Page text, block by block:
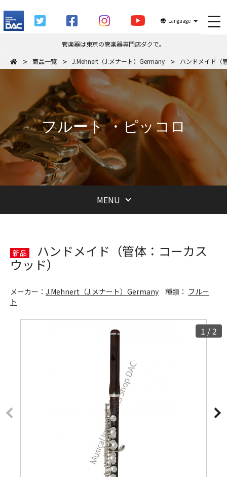
Language
管楽器は東京の管楽器専門店ダクで。
商品一覧
J.Mehnert（J.メナート）Germany ハンドメイド（
フルート ・ピッコロ
MENU
新品 ハンドメイド（管体：コーカス
ウッド）
メーカー： J.Mehnert（J.メナート）Germany 種類： フルー
ト
1 /2